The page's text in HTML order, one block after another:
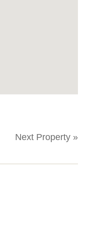
Next Property »